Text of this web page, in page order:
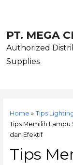
PT. MEGA
Authorized
Supplies
Home
Tips
Tips Memilih
dan Efektif
Tips